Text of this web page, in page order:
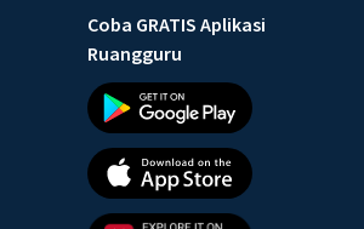
Coba GRATIS Aplikasi
Ruangguru